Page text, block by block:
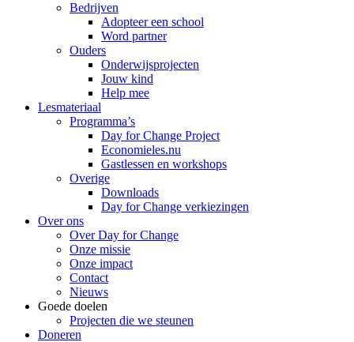
Bedrijven
Adopteer een school
Word partner
Ouders
Onderwijsprojecten
Jouw kind
Help mee
Lesmateriaal
Programma’s
Day for Change Project
Economieles.nu
Gastlessen en workshops
Overige
Downloads
Day for Change verkiezingen
Over ons
Over Day for Change
Onze missie
Onze impact
Contact
Nieuws
Goede doelen
Projecten die we steunen
Doneren